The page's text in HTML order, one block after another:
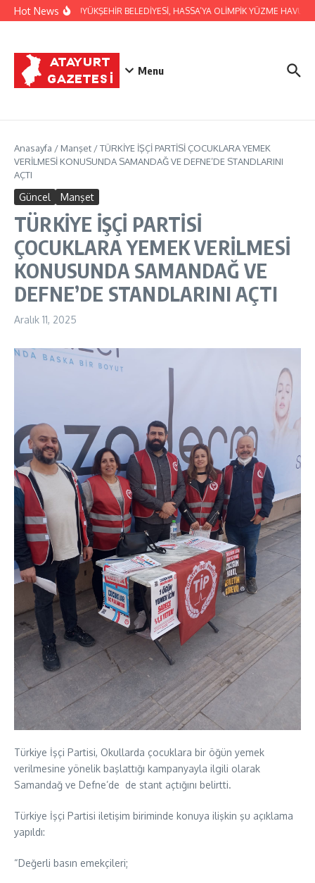
İçeriğe atla
Hot NewsHATAY BÜYÜKŞEHİR BELEDİYESİ, HASSA’YA OLİMPİK YÜZME HAVUZU
Menu
Anasayfa / Manşet /TÜRKİYE İŞÇİ PARTİSİ ÇOCUKLARA YEMEK
VERİLMESİ KONUSUNDA SAMANDAĞ VE DEFNE’DE STANDLARINI
AÇTI
Güncel Manşet
TÜRKİYE İŞÇİ PARTİSİ
ÇOCUKLARA YEMEK VERİLMESİ
KONUSUNDA SAMANDAĞ VE
DEFNE’DE STANDLARINI AÇTI
Aralık 11, 2025
Türkiye İşçi Partisi, Okullarda çocuklara bir öğün yemek
verilmesine yönelik başlattığı kampanyayla ilgili olarak
Samandağ ve Defne’de de stant açtığını belirtti.
Türkiye İşçi Partisi iletişim biriminde konuya ilişkin şu açıklama
yapıldı:
“Değerli basın emekçileri;